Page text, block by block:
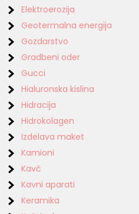
Elektroerozija
Geotermalna energija
Gozdarstvo
Gradbeni oder
Gucci
Hialuronska kislina
Hidracija
Hidrokolagen
Izdelava maket
Kamioni
Kavč
Kavni aparati
Keramika